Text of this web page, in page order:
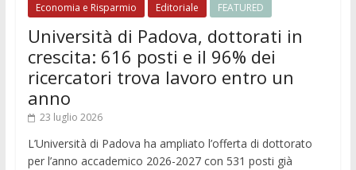
Economia e Risparmio Editoriale FEATURED
Università di Padova, dottorati in
crescita: 616 posti e il 96% dei
ricercatori trova lavoro entro un
anno
23 luglio 2026
L’Università di Padova ha ampliato l’offerta di dottorato
per l’anno accademico 2026-2027 con 531 posti già